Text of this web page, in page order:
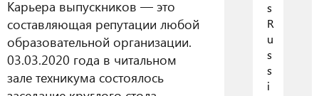
Карьера выпускников — это
составляющая репутации любой
образовательной организации.
03.03.2020 года в читальном
зале техникума состоялось
s
R
u
s
s
i